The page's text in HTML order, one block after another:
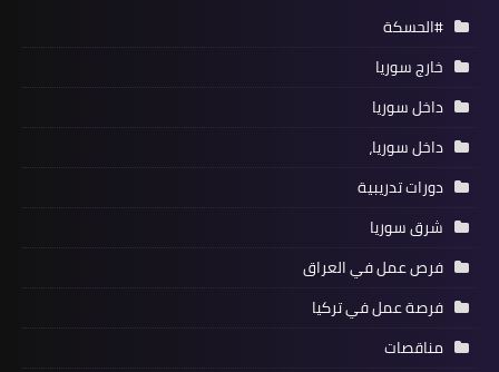
#الحسكة
خارج سوريا
داخل سوريا
داخل سوريا،
دورات تدريبية
شرق سوريا
فرص عمل في العراق
فرصة عمل في تركيا
مناقصات